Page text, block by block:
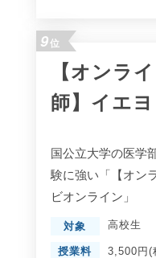
9位
【オンラ
師】イエ
国公立大学の医学
験に強い「【オン
ビオンライン」
対象 高校生
授業料 3,500円(